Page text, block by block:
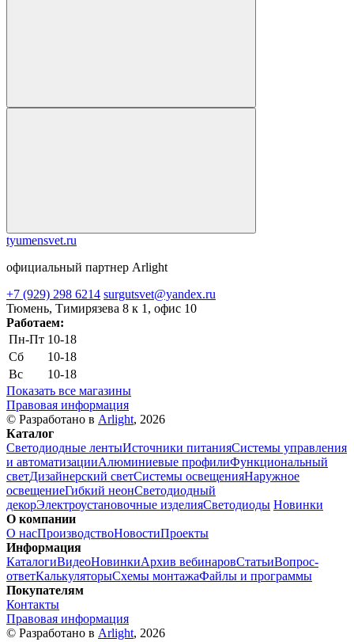
tyumensvet.ru
официальный партнер Arlight
+7 (929) 298 6214 surgutsvet@yandex.ru
Тюмень, Тимирязева 8 к 1, офис 10
Работаем:
Пн-Пт 10-18
Сб
10-18
Вс
10-18
Показать все магазины
Правовая информация
© Разработано в Arlight, 2026
Каталог
Светодиодные лентыИсточники питанияСистемы управления
и автоматизацииАлюминиевые профилиФункциональный
светДизайнерский светСистемы освещенияНаружное
освещениеГибкий неонСветодиодный
декорЭлектроустановочные изделияСветодиоды Новинки
О компании
О насПроизводствоНовостиПроекты
Информация
КаталогиВидеоНовинкиАрхив вебинаровСтатьиВопрос-
ответКалькуляторыСхемы монтажаФайлы и программы
Покупателям
Контакты
Правовая информация
© Разработано в Arlight, 2026